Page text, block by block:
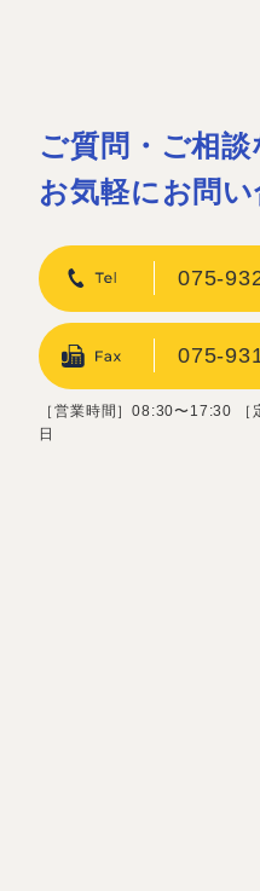
ご質問・ご相
お気軽にお問い
075-
075-
［営業時間］08:30〜17:30 ［
日